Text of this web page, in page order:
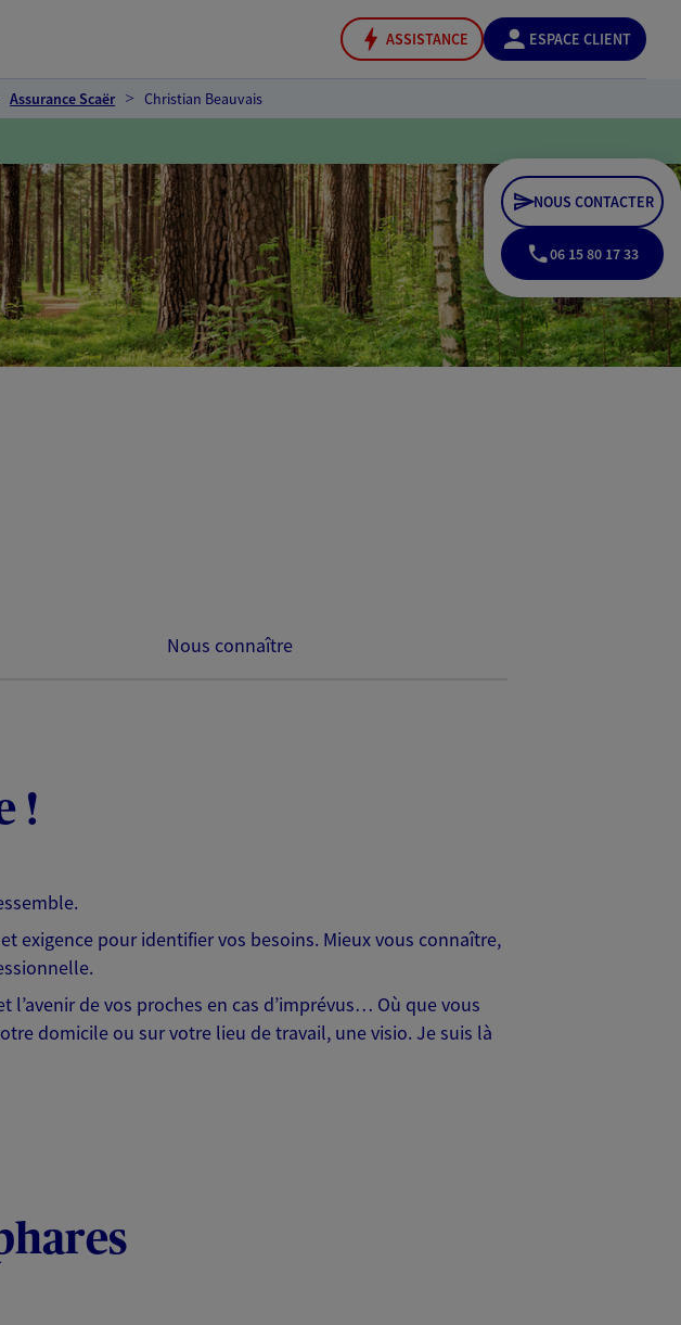
ASSISTANCE ESPACE CLIENT
Assurance Scaër Christian Beauvais
NOUS CONTACTER
06 15 80 17 33
Nous connaître
!
exigence pour identifier vos besoins. Mieux vous connaître,
de vos proches en cas d’imprévus… Où que vous
domicile ou sur votre lieu de travail, une visio. Je suis là